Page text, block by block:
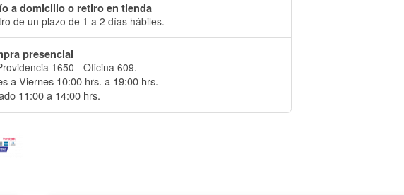
a domicilio o retiro en tienda
de un plazo de 1 a 2 días hábiles.
presencial
1650 - Oficina 609.
a Viernes 10:00 hrs. a 19:00 hrs.
11:00 a 14:00 hrs.